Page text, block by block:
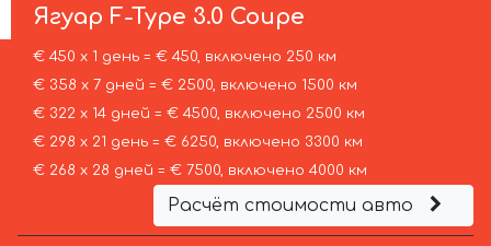
Ягуар F-Type 3.0 Coupe
€ 450 х 1 день = € 450, включено 250 км
€ 358 х 7 дней = € 2500, включено 1500 км
€ 322 х 14 дней = € 4500, включено 2500 км
€ 298 х 21 день = € 6250, включено 3300 км
€ 268 х 28 дней = € 7500, включено 4000 км
Расчёт стоимости авто